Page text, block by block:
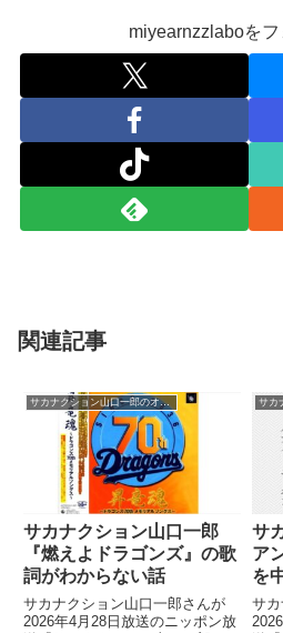
miyearnzzlaboを
関連記事
サカナクション山口一郎のオールナイトニッポン
サカナクション山口一郎
『燃えよドラゴンズ』の歌
詞がわからない話
サカナクション山口一郎さんが
2026年4月28日放送のニッポン放
サ
ア
を
話
サ